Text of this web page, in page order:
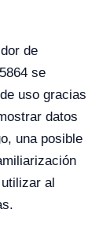
de
se
uso gracias
datos
una posible
al